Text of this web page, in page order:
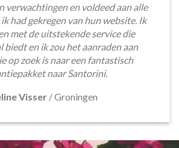
verwachtingen en voldeed aan alle
had gekregen van hun website. Ik
met de uitstekende service die
biedt en ik zou het aanraden aan
op zoek is naar een fantastisch
naar Santorini.
Visser /Groningen